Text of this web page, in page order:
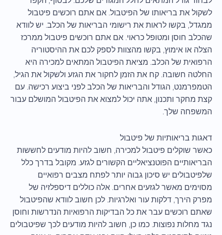
לשקול את בריאותו של הפיטבול. אם אתם רוכשים פיטבול
ממגדל, בקשו לראות את רישומי הבריאות של הכלב. יש לוודא
שהכלב חוסן ומטופל כראוי. אם אתם רוכשים פיטבול ממרכז
הצלה או אימוץ, בקשו מהצוות לספק לכם את ההיסטוריה
הרפואית של הכלב. מציאת הפיטבול המתאים למכירה היא
החלטה חשובה. קח את הזמן לחקור את הגזע ולשקול את הגיל,
הטמפרמנט, הגודל והבריאות של הכלב לפני ביצוע רכישה. עם
קצת מחקר ותכנון, אתה יכול למצוא את הפיטבול המושלם עבור
המשפחה שלך.
דאגות בריאותיות של פיטבול
כאשר שוקלים פיטבול למכירה, חשוב להיות מודעים לחששות
הבריאותיים הפוטנציאליים הקשורים לגזע. מקובל בדרך כלל
שלפיטבולים יש סיכון גבוה יותר לפתח מצבים רפואיים
מסוימים מאשר לגזעים אחרים. אלה כוללים דיספלזיה של
מפרק הירך, דלקות עור ואלרגיות. לכן חשוב לוודא שהפיטבול
שאתם רוכשים עבר את כל הבדיקות הרפואיות הנדרשות וחוסן
נגד מחלות נפוצות. כמו כן, חשוב להיות מודעים לכך שפיטבולים